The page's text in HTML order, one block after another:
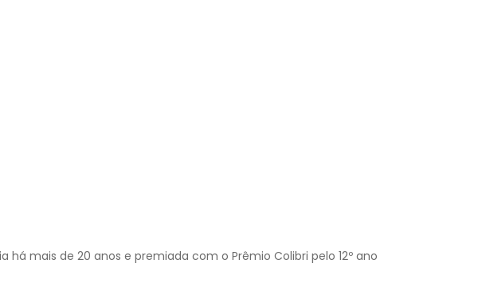
há mais de 20 anos e premiada com o Prêmio Colibri pelo 12º ano